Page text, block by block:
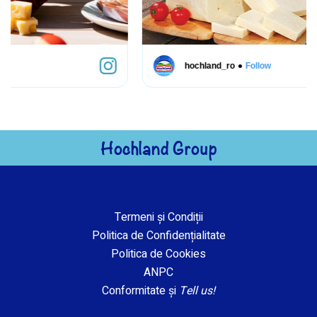
●
Hochland Group
Termeni și Condiții
Politica de Confidențialitate
Politica de Cookies
ANPC
Conformitate și Tell us!